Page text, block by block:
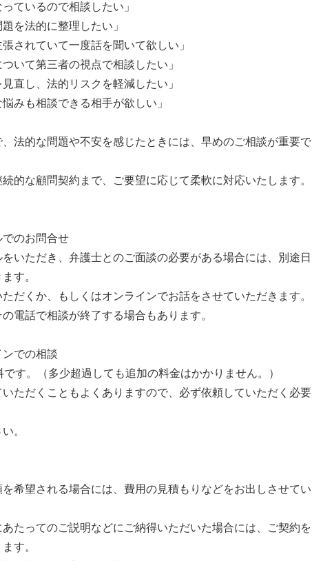
ているので相談したい」
を法的に整理したい」
されていて一度話を聞いて欲しい」
いて第三者の視点で相談したい」
直し、法的リスクを軽減したい」
みも相談できる相手が欲しい」
法的な問題や不安を感じたときには、早めのご相談が重要で
的な顧問契約まで、ご要望に応じて柔軟に対応いたします。
のお問合せ
いただき、弁護士とのご面談の必要がある場合には、別途日
す。
だくか、もしくはオンラインでお話をさせていただきます。
電話で相談が終了する場合もあります。
での相談
す。（多少超過しても追加の料金はかかりません。）
ただくこともよくありますので、必ず依頼していただく必要
。
希望される場合には、費用の見積もりなどをお出しさせてい
たってのご説明などにご納得いただいた場合には、ご契約を
す。